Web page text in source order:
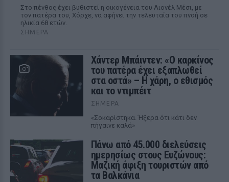
Στο πένθος έχει βυθιστεί η οικογένεια του Λιονέλ Μέσι, με
τον πατέρα του, Χόρχε, να αφήνει την τελευταία του πνοή σε
ηλικία 68 ετών.
ΣΉΜΕΡΑ
Χάντερ Μπάιντεν: «Ο καρκίνος
του πατέρα έχει εξαπλωθεί
στα οστά» – Η χάρη, ο εθισμός
και το ντιμπέιτ
ΣΉΜΕΡΑ
«Σοκαρίστηκα. Ήξερα ότι κάτι δεν
πήγαινε καλά»
Πάνω από 45.000 διελεύσεις
ημερησίως στους Ευζώνους:
Μαζική άφιξη τουριστών από
τα Βαλκάνια